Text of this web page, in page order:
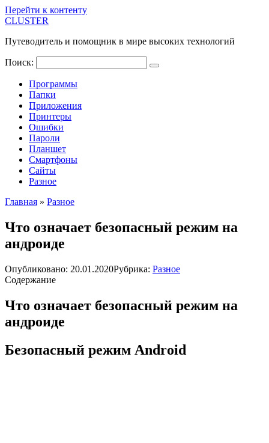
Перейти к контенту
CLUSTER
Путеводитель и помощник в мире высоких технологий
Поиск:
Программы
Папки
Приложения
Принтеры
Ошибки
Пароли
Планшет
Смартфоны
Сайты
Разное
Главная » Разное
Что означает безопасный режим на
андроиде
Опубликовано: 20.01.2020Рубрика: Разное
Содержание
Что означает безопасный режим на
андроиде
Безопасный режим Android